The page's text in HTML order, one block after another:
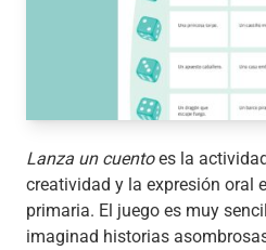
Lanza un cuentoes la
creatividad y la expresión oral
primaria. El juego es muy
imaginad historias